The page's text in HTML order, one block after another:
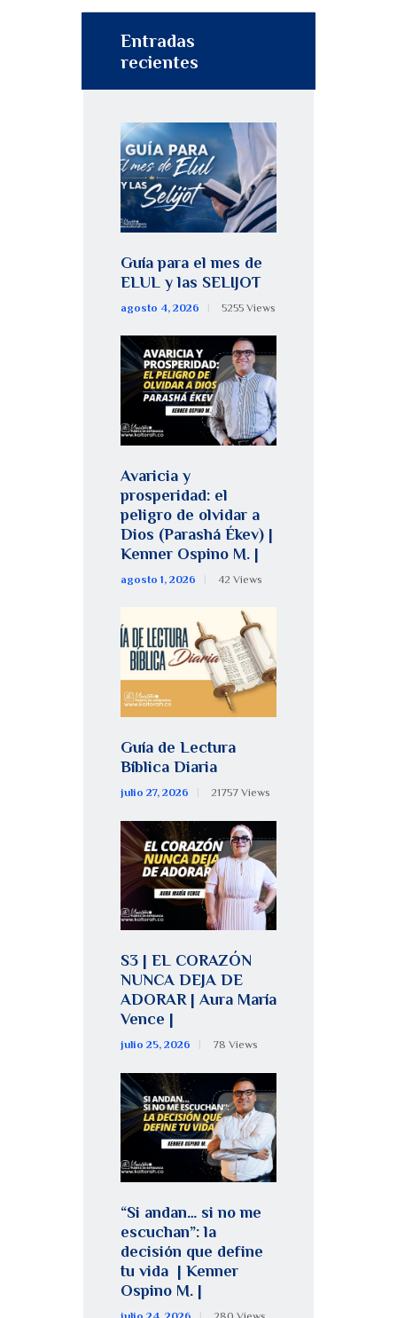
Entradas
recientes
Guía para el mes de
ELUL y las SELIJOT
agosto 4, 2026 5255 Views
Avaricia y
prosperidad: el
peligro de olvidar a
Dios (Parashá Ékev) |
Kenner Ospino M. |
agosto 1, 2026 42 Views
Guía de Lectura
Bíblica Diaria
julio 27, 2026 21757 Views
S3 | EL CORAZÓN
NUNCA DEJA DE
ADORAR | Aura María
Vence |
julio 25, 2026 78 Views
“Si andan… si no me
escuchan”: la
decisión que define
tu vida | Kenner
Ospino M. |